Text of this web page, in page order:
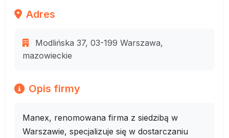
Adres
Modlińska 37, 03-199 Warszawa,
mazowieckie
Opis firmy
Manex, renomowana firma z siedzibą w
Warszawie, specjalizuje się w dostarczaniu